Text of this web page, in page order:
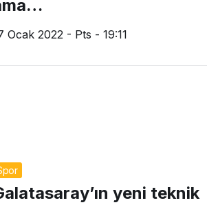
Ocak 2022 - Pts - 19:11
yeni teknik